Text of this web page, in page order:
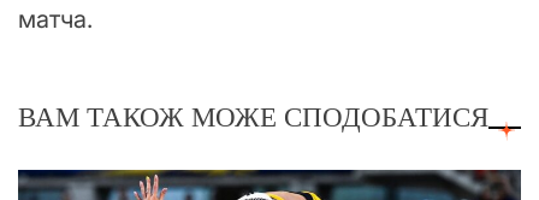
матча.
ВАМ ТАКОЖ МОЖЕ СПОДОБАТИСЯ